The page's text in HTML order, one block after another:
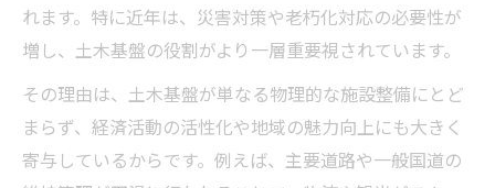
れます。特に近年は、災害対策や老朽化対応の必要性が
増し、土木基盤の役割がより一層重要視されています。
その理由は、土木基盤が単なる物理的な施設整備にとど
まらず、経済活動の活性化や地域の魅力向上にも大きく
寄与しているからです。例えば、主要道路や一般国道の